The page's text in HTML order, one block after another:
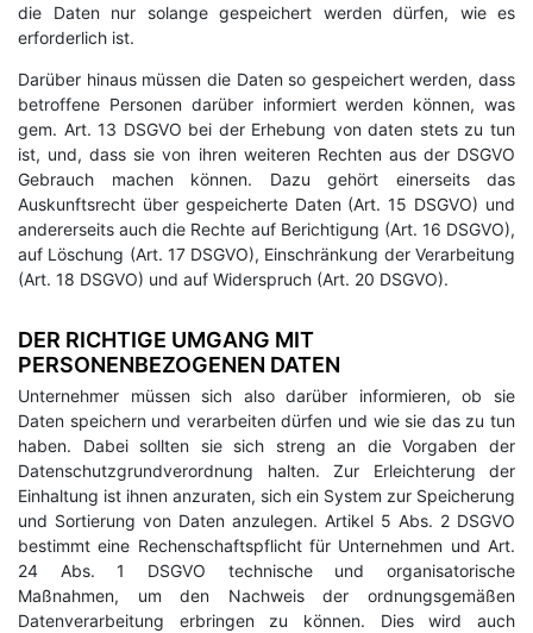
die Daten nur solange gespeichert werden dürfen, wie es
erforderlich ist.
Darüber hinaus müssen die Daten so gespeichert werden, dass
betroffene Personen darüber informiert werden können, was
gem. Art. 13 DSGVO bei der Erhebung von daten stets zu tun
ist, und, dass sie von ihren weiteren Rechten aus der DSGVO
Gebrauch machen können. Dazu gehört einerseits das
Auskunftsrecht über gespeicherte Daten (Art. 15 DSGVO) und
andererseits auch die Rechte auf Berichtigung (Art. 16 DSGVO),
auf Löschung (Art. 17 DSGVO), Einschränkung der Verarbeitung
(Art. 18 DSGVO) und auf Widerspruch (Art. 20 DSGVO).
DER RICHTIGE UMGANG MIT
PERSONENBEZOGENEN DATEN
Unternehmer müssen sich also darüber informieren, ob sie
Daten speichern und verarbeiten dürfen und wie sie das zu tun
haben. Dabei sollten sie sich streng an die Vorgaben der
Datenschutzgrundverordnung halten. Zur Erleichterung der
Einhaltung ist ihnen anzuraten, sich ein System zur Speicherung
und Sortierung von Daten anzulegen. Artikel 5 Abs. 2 DSGVO
bestimmt eine Rechenschaftspflicht für Unternehmen und Art.
24 Abs. 1 DSGVO technische und organisatorische
Maßnahmen, um den Nachweis der ordnungsgemäßen
Datenverarbeitung erbringen zu können. Dies wird auch